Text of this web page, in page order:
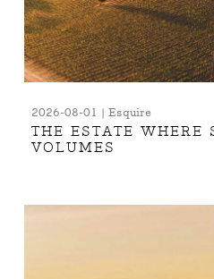
2026-08-01 | Esquire
THE ESTATE WHERE
VOLUMES